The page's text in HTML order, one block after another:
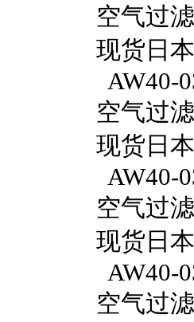
空气过
现货日
AW40-
空气过
现货日
AW40-
空气过
现货日
AW40-
空气过